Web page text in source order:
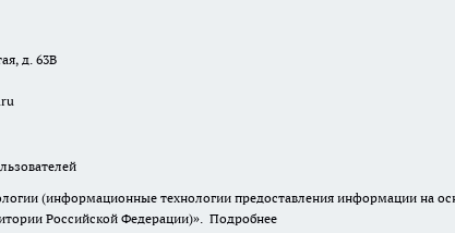
д. 63В
(информационные технологии предоставления информации на
Российской Федерации)». Подробнее